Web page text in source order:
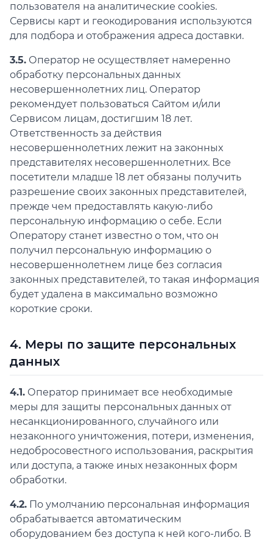
пользователя на аналитические cookies.
Сервисы карт и геокодирования используются
для подбора и отображения адреса доставки.
3.5. Оператор не осуществляет намеренно
обработку персональных данных
несовершеннолетних лиц. Оператор
рекомендует пользоваться Сайтом и/или
Сервисом лицам, достигшим 18 лет.
Ответственность за действия
несовершеннолетних лежит на законных
представителях несовершеннолетних. Все
посетители младше 18 лет обязаны получить
разрешение своих законных представителей,
прежде чем предоставлять какую-либо
персональную информацию о себе. Если
Оператору станет известно о том, что он
получил персональную информацию о
несовершеннолетнем лице без согласия
законных представителей, то такая информация
будет удалена в максимально возможно
короткие сроки.
4. Меры по защите персональных
данных
4.1. Оператор принимает все необходимые
меры для защиты персональных данных от
несанкционированного, случайного или
незаконного уничтожения, потери, изменения,
недобросовестного использования, раскрытия
или доступа, а также иных незаконных форм
обработки.
4.2. По умолчанию персональная информация
обрабатывается автоматическим
оборудованием без доступа к ней кого-либо. В